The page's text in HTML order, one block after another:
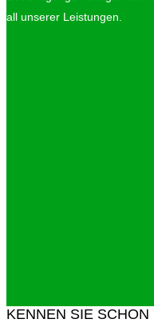
all unserer Leistungen.
KENNEN SIE